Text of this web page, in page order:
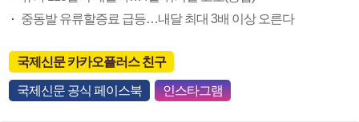
중동발 유류할증료 급등…내달 최대 3배 이상 오른다
국제신문 카카오플러스 친구
국제신문 공식 페이스북 인스타그램